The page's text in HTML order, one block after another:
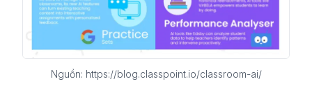
Nguồn: https://blog.classpoint.io/classroom-ai/